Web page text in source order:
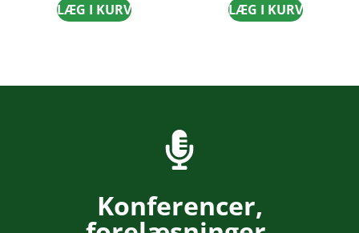
LÆG I KURV LÆG I KURV
Konferencer,